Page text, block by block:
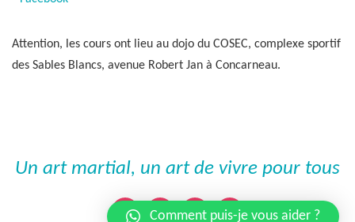
Attention, les cours ont lieu au dojo du COSEC, complexe sportif
des Sables Blancs, avenue Robert Jan à Concarneau.
Un art martial, un art de vivre pour tous
Comment puis-je vous aider ?